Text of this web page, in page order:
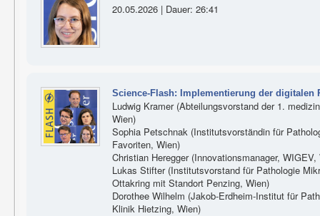
20.05.2026 | Dauer: 26:41
Science-Flash: Implementierung der digitalen
Ludwig Kramer (Abteilungsvorstand der 1.
Wien)
Sophia Petschnak (Institutsvorständin für
Favoriten, Wien)
Christian Heregger (Innovationsmanager, WIGEV,
Lukas Stifter (Institutsvorstand für Pathologie
Ottakring mit Standort Penzing, Wien)
Dorothee Wilhelm (Jakob-Erdheim-Institut für
Klinik Hietzing, Wien)